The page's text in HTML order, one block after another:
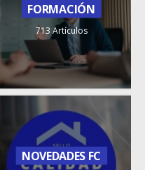
FORMACIÓN
713 Artículos
NOVEDADES FC